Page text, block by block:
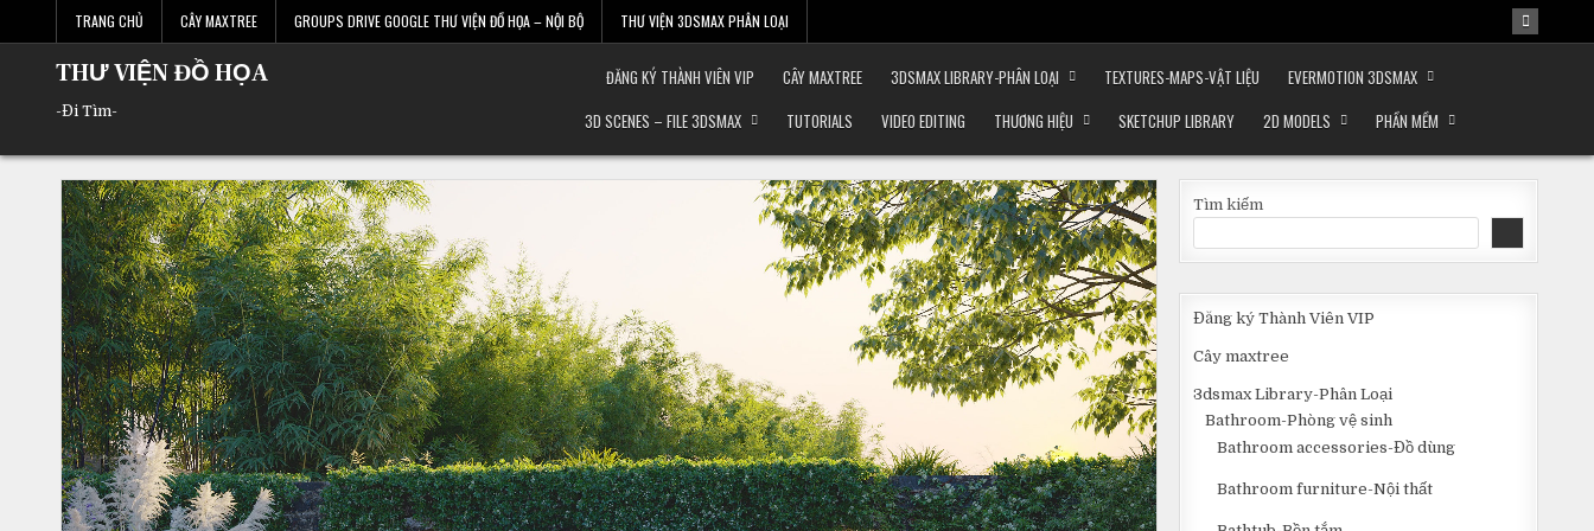
TRANG CHỦ CÂY MAXTREE GROUPS DRIVE GOOGLE THƯ VIỆN ĐỒ HỌA – NỘI BỘ THƯ VIỆN 3DSMAX PHÂN LOẠI
THƯ VIỆN ĐỒ HỌA
-Đi Tìm-
ĐĂNG KÝ THÀNH VIÊN VIP CÂY MAXTREE 3DSMAX LIBRARY-PHÂN LOẠI TEXTURES-MAPS-VẬT LIỆU
EVERMOTION 3DSMAX
3D SCENES – FILE 3DSMAX
TUTORIALS VIDEO EDITING THƯƠNG HIỆU SKETCHUP LIBRARY 2D MODELS PHẦN MỀM
Tìm kiếm
Đăng ký Thành Viên VIP
Cây maxtree
3dsmax Library-Phân Loại
Bathroom-Phòng vệ sinh
Bathroom accessories-Đồ dùng
Bathroom furniture-Nội thất